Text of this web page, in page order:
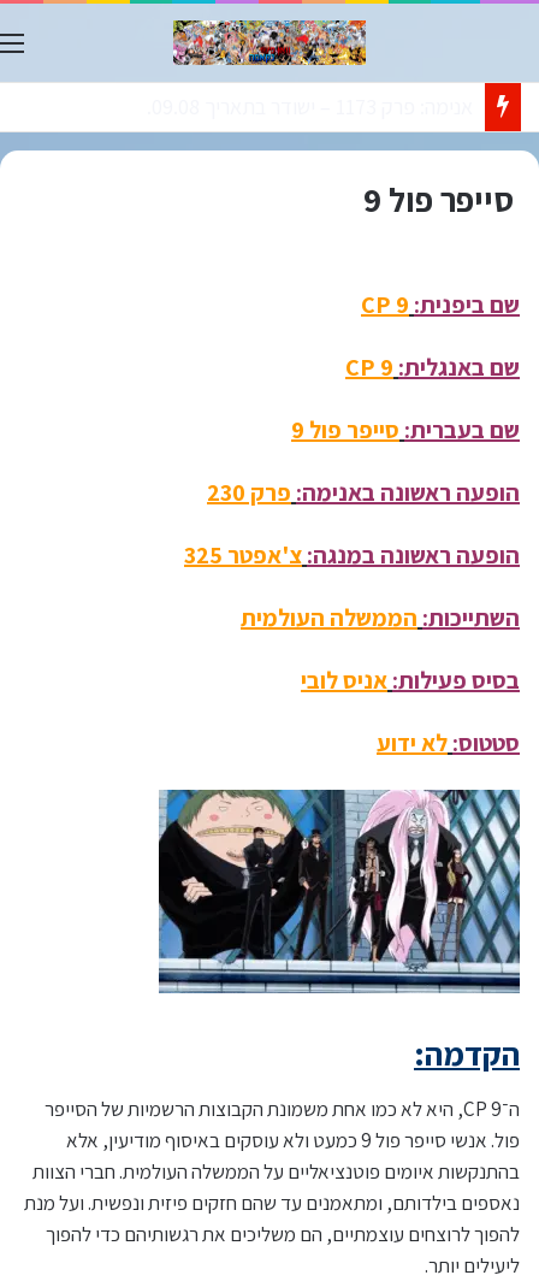
סייפר פול 9
שם ביפנית: CP 9
שם באנגלית: CP 9
שם בעברית: סייפר פול 9
הופעה ראשונה באנימה: פרק 230
הופעה ראשונה במנגה:צ'אפטר 325
השתייכות: הממשלה העולמית
בסיס פעילות:אניס לובי
סטטוס:לא ידוע
הקדמה:
ה־CP 9, היא לא כמו אחת משמונת הקבוצות הרשמיות של הסייפר
פול. אנשי סייפר פול 9 כמעט ולא עוסקים באיסוף מודיעין, אלא
בהתנקשות איומים פוטנציאליים על הממשלה העולמית. חברי הצוות
נאספים בילדותם, ומתאמנים עד שהם חזקים פיזית ונפשית. ועל מנת
להפוך לרוצחים עוצמתיים, הם משליכים את רגשותיהם כדי להפוך
ליעילים יותר.